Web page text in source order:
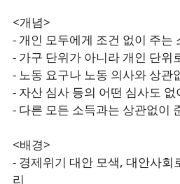
<개념>
- 개인 모두에게 조건 없이 주는
- 가구 단위가 아니라 개인 단위
- 노동 요구나 노동 의사와 상관
- 자산 심사 등의 어떤 심사도 없
- 다른 모든 소득과는 상관없이
<배경>
- 경제위기 대안 모색, 대안사회
리